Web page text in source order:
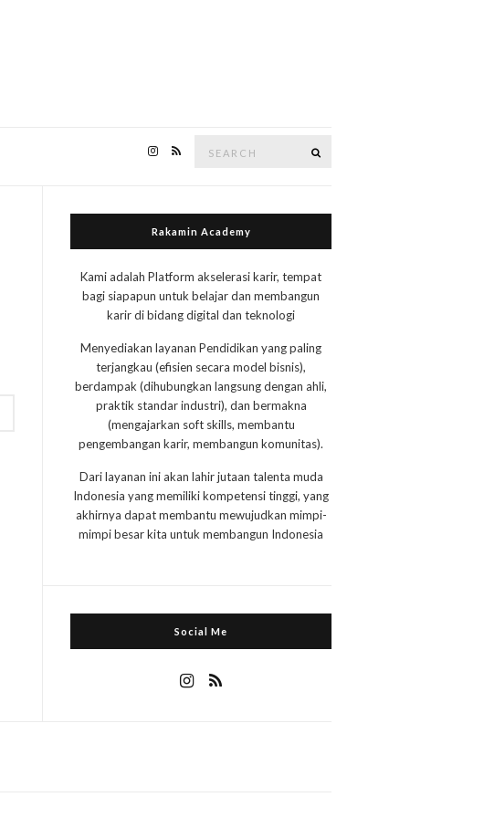
Rakamin Academy
Kami adalah Platform akselerasi karir, tempat
bagi siapapun untuk belajar dan membangun
karir di bidang digital dan teknologi
Menyediakan layanan Pendidikan yang paling
terjangkau (efisien secara model bisnis),
berdampak (dihubungkan langsung dengan ahli,
praktik standar industri), dan bermakna
(mengajarkan soft skills, membantu
pengembangan karir, membangun komunitas).
Dari layanan ini akan lahir jutaan talenta muda
Indonesia yang memiliki kompetensi tinggi, yang
akhirnya dapat membantu mewujudkan mimpi-
mimpi besar kita untuk membangun Indonesia
Social Me